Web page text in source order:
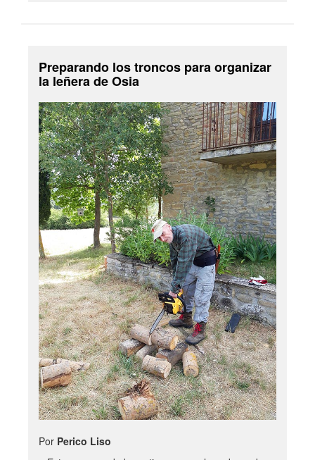
Preparando los troncos para organizar
la leñera de Osia
Por Perico Liso